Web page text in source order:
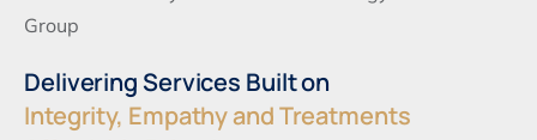
Group
Delivering Services Built on
Integrity, Empathy and Treatments